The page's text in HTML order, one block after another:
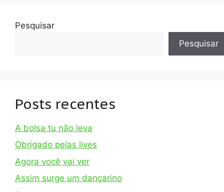
Pesquisar
Pesquisar
Posts recentes
A bolsa tu não leva
Obrigado pelas lives
Agora você vai ver
Assim surge um dançarino